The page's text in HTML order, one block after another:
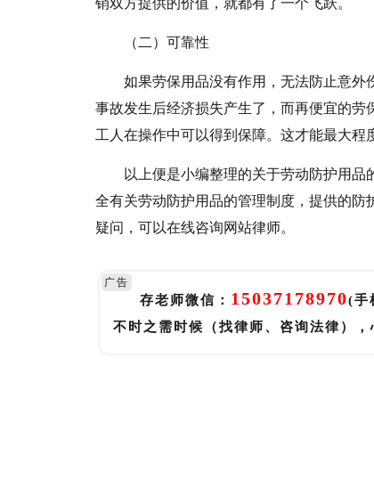
销双方提供的价值，就都有了一个飞跃。
（二）可靠性
如果劳保用品没有作用，无法防止意外
事故发生后经济损失产生了，而再便宜的
工人在操作中可以得到保障。这才能最大程
以上便是小编整理的关于劳动防护用
全有关劳动防护用品的管理制度，提供的
疑问，可以在线咨询网站律师。
存老师微信： 15037178970(手
不时之需时候（找律师、咨询法律），
广告